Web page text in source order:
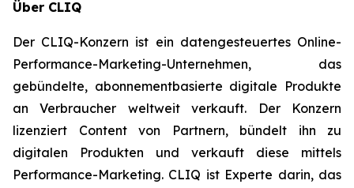
Über CLIQ
Der CLIQ-Konzern ist ein datengesteuertes Online-
Performance-Marketing-Unternehmen, das
gebündelte, abonnementbasierte digitale Produkte
an Verbraucher weltweit verkauft. Der Konzern
lizenziert Content von Partnern, bündelt ihn zu
digitalen Produkten und verkauft diese mittels
Performance-Marketing. CLIQ ist Experte darin, das